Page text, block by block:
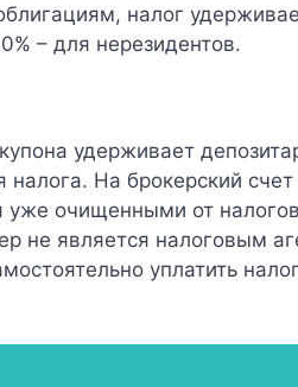
налог
– для нерезидентов.
удерживает
налога. На брокерский
уже очищенными от
не является налоговым
уплатить